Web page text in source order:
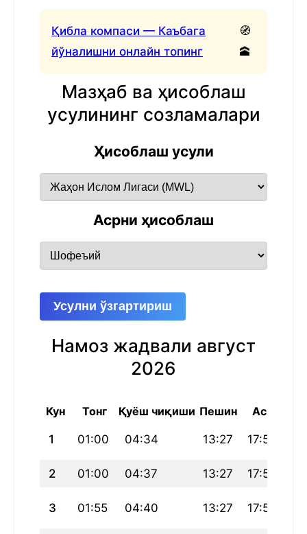
Қибла компаси — Каъбага
йўналишни онлайн топинг
🧭
🕋
Мазҳаб ва ҳисоблаш
усулининг созламалари
Ҳисоблаш усули
Асрни ҳисоблаш
Усулни ўзгартириш
Намоз жадвали август
2026
Кун Тонг Қуёш чиқиши Пешин Аср
1 01:00 04:34 13:27 17:54
2 01:00 04:37 13:27 17:53
3 01:55 04:40 13:27 17:51